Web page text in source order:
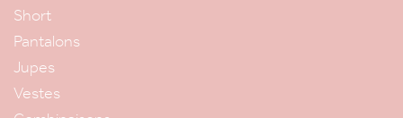
Short
Pantalons
Jupes
Vestes